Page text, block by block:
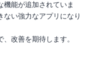
機能が追加されていま
ない強力なアプリになり
改善を期待します。